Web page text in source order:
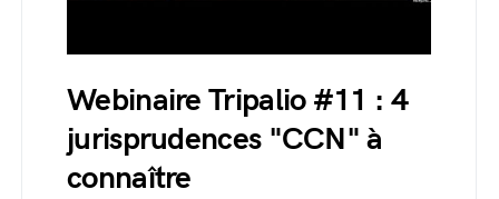
Webinaire Tripalio #11 : 4
jurisprudences "CCN" à
connaître